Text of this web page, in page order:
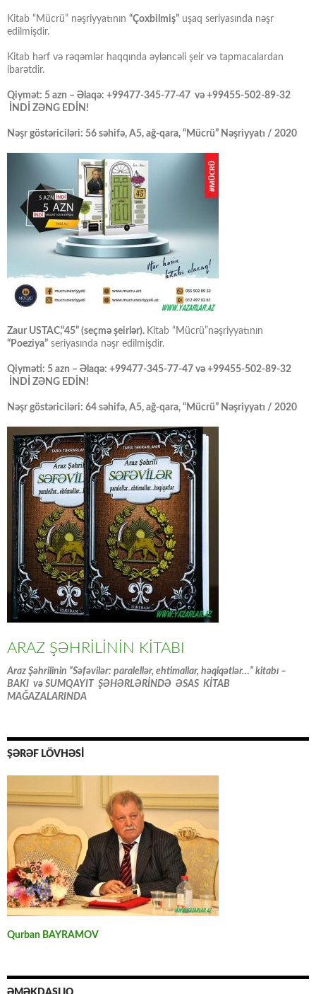
Kitab “Mücrü” nəşriyyatının “Çoxbilmiş” uşaq seriyasında nəşr
edilmişdir.
Kitab hərf və rəqəmlər haqqında əyləncəli şeir və tapmacalardan
ibarətdir.
Qiymət: 5 azn – Əlaqə: +99477-345-77-47 və +99455-502-89-32
İNDİ ZƏNG EDİN!
Nəşr göstəriciləri: 56 səhifə, A5, ağ-qara, “Mücrü” Nəşriyyatı / 2020
Zaur USTAC,“45” (seçmə şeirlər). Kitab “Mücrü”nəşriyyatının
“Poeziya” seriyasında nəşr edilmişdir.
Qiyməti: 5 azn – Əlaqə: +99477-345-77-47 və +99455-502-89-32
İNDİ ZƏNG EDİN!
Nəşr göstəriciləri: 64 səhifə, A5, ağ-qara, “Mücrü” Nəşriyyatı / 2020
ARAZ ŞƏHRİLİNİN KİTABI
Araz Şəhrilinin “Səfəvilər: paralellər, ehtimallar, həqiqətlər…” kitabı –
BAKI və SUMQAYIT ŞƏHƏRLƏRİNDƏ ƏSAS KİTAB
MAĞAZALARINDA
ŞƏRƏF LÖVHƏSİ
Qurban BAYRAMOV